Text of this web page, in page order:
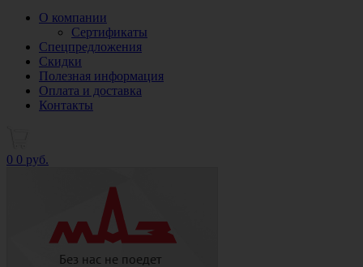
О компании
Сертификаты
Спецпредложения
Скидки
Полезная информация
Оплата и доставка
Контакты
0 0 руб.